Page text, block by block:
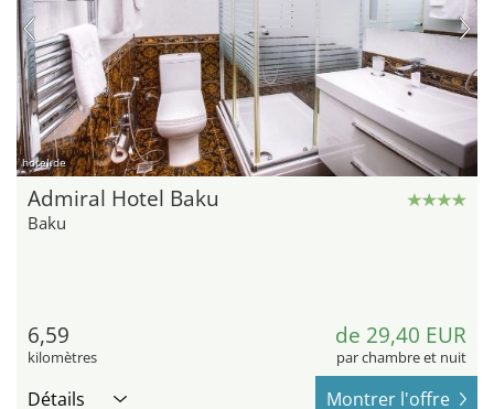
hotel.de
Admiral Hotel Baku
Baku
6,59
kilomètres
de 29,40 EUR
par chambre et nuit
Détails Montrer l'offre